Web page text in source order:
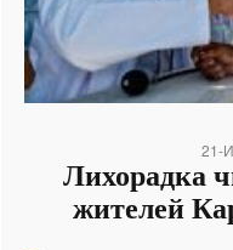
21-
Лихорадка
жителей